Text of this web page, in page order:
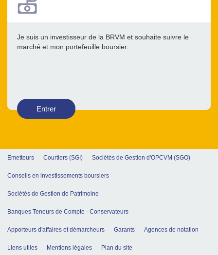
Je suis un investisseur de la BRVM et souhaite suivre le
marché et mon portefeuille boursier.
Entrer
Emetteurs Courtiers (SGI) Sociétés de Gestion d'OPCVM (SGO)
Conseils en investissements boursiers
Sociétés de Gestion de Patrimoine
Banques Teneurs de Compte - Conservateurs
Apporteurs d'affaires et démarcheurs Garants Agences de notation
Liens utiles Mentions légales Plan du site